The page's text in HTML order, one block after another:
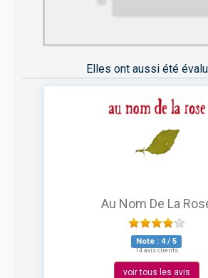
Elles ont aussi été
Au Nom De La
Note : 4/ 5
14 avis clients
voir tous les avis